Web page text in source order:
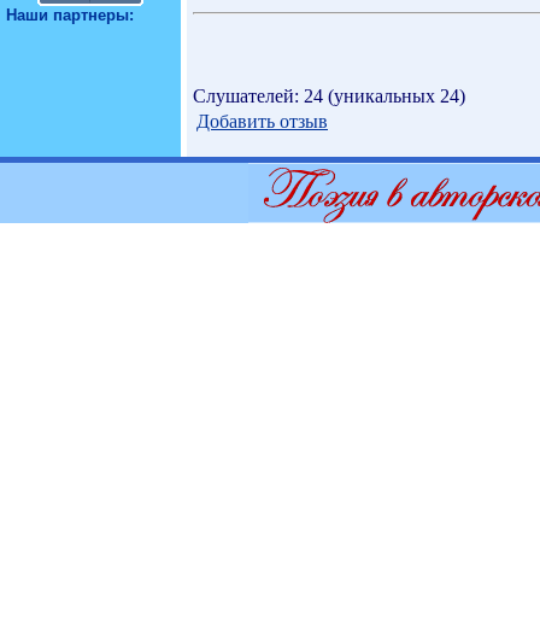
Наши партнеры:
Слушателей: 24 (уникальных 24)
Добавить отзыв